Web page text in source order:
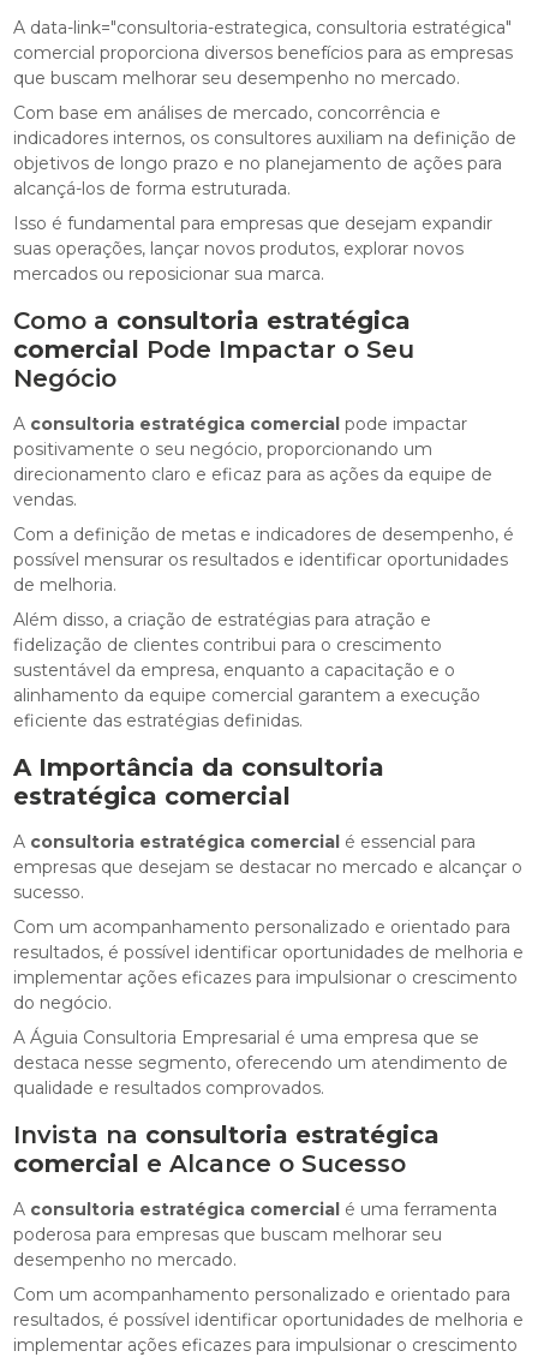
A data-link="consultoria-estrategica, consultoria estratégica"
comercial proporciona diversos benefícios para as empresas
que buscam melhorar seu desempenho no mercado.
Com base em análises de mercado, concorrência e
indicadores internos, os consultores auxiliam na definição de
objetivos de longo prazo e no planejamento de ações para
alcançá-los de forma estruturada.
Isso é fundamental para empresas que desejam expandir
suas operações, lançar novos produtos, explorar novos
mercados ou reposicionar sua marca.
Como a consultoria estratégica
comercial Pode Impactar o Seu
Negócio
A consultoria estratégica comercial pode impactar
positivamente o seu negócio, proporcionando um
direcionamento claro e eficaz para as ações da equipe de
vendas.
Com a definição de metas e indicadores de desempenho, é
possível mensurar os resultados e identificar oportunidades
de melhoria.
Além disso, a criação de estratégias para atração e
fidelização de clientes contribui para o crescimento
sustentável da empresa, enquanto a capacitação e o
alinhamento da equipe comercial garantem a execução
eficiente das estratégias definidas.
A Importância da consultoria
estratégica comercial
A consultoria estratégica comercial é essencial para
empresas que desejam se destacar no mercado e alcançar o
sucesso.
Com um acompanhamento personalizado e orientado para
resultados, é possível identificar oportunidades de melhoria e
implementar ações eficazes para impulsionar o crescimento
do negócio.
A Águia Consultoria Empresarial é uma empresa que se
destaca nesse segmento, oferecendo um atendimento de
qualidade e resultados comprovados.
Invista na consultoria estratégica
comercial e Alcance o Sucesso
A consultoria estratégica comercial é uma ferramenta
poderosa para empresas que buscam melhorar seu
desempenho no mercado.
Com um acompanhamento personalizado e orientado para
resultados, é possível identificar oportunidades de melhoria e
implementar ações eficazes para impulsionar o crescimento